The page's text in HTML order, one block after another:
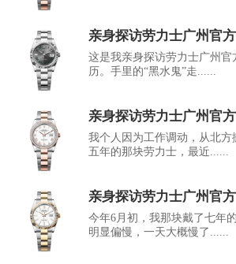
亲身探访劳力士广州官方
这是我亲身探访劳力士广州
历。手里的“黑水鬼”走......
亲身探访劳力士广州官方
我个人因为工作调动，从北
五年的那块劳力士，最近......
亲身探访劳力士广州官方
今年6月初，我那块戴了七年
明显偏慢，一天大概慢了......